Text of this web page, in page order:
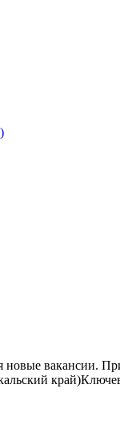
новые вакансии.
край)